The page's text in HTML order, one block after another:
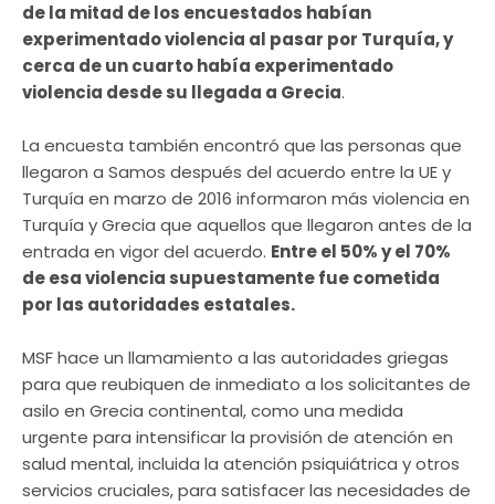
de la mitad de los encuestados habían
experimentado violencia al pasar por Turquía, y
cerca de un cuarto había experimentado
violencia desde su llegada a Grecia.
La encuesta también encontró que las personas que
llegaron a Samos después del acuerdo entre la UE y
Turquía en marzo de 2016 informaron más violencia en
Turquía y Grecia que aquellos que llegaron antes de la
entrada en vigor del acuerdo. Entre el 50% y el 70%
de esa violencia supuestamente fue cometida
por las autoridades estatales.
MSF hace un llamamiento a las autoridades griegas
para que reubiquen de inmediato a los solicitantes de
asilo en Grecia continental, como una medida
urgente para intensificar la provisión de atención en
salud mental, incluida la atención psiquiátrica y otros
servicios cruciales, para satisfacer las necesidades de